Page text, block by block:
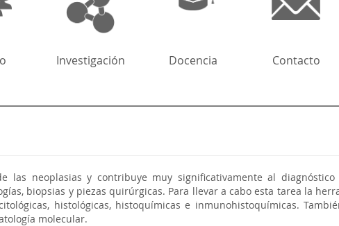
Investigación Docencia Contacto
las neoplasias y contribuye muy significativamente al
biopsias y piezas quirúrgicas. Para llevar a cabo esta tarea la
histológicas, histoquímicas e inmunohistoquímicas.
molecular.